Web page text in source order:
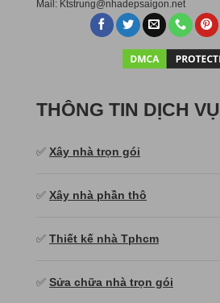
Mail: Ktstrung@nhadepsaigon.net
THÔNG TIN DỊCH VỤ
✅ Xây nhà trọn gói
✅ Xây nhà phần thô
✅ Thiết kế nhà Tphcm
✅ Sửa chữa nhà trọn gói